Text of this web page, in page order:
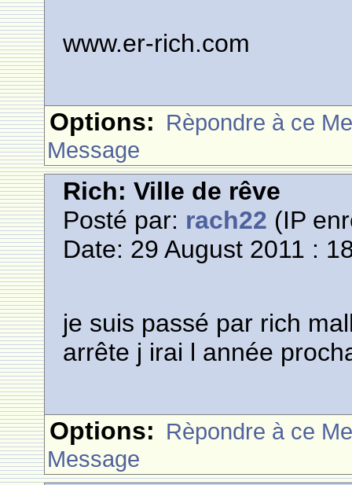
www.er-rich.com
Options: Rèpondre à ce
Message
Rich: Ville de rêve
Posté par: rach22 (IP
Date: 29 August 2011 :
je suis passé par rich
arrête j irai l année
Options: Rèpondre à ce
Message